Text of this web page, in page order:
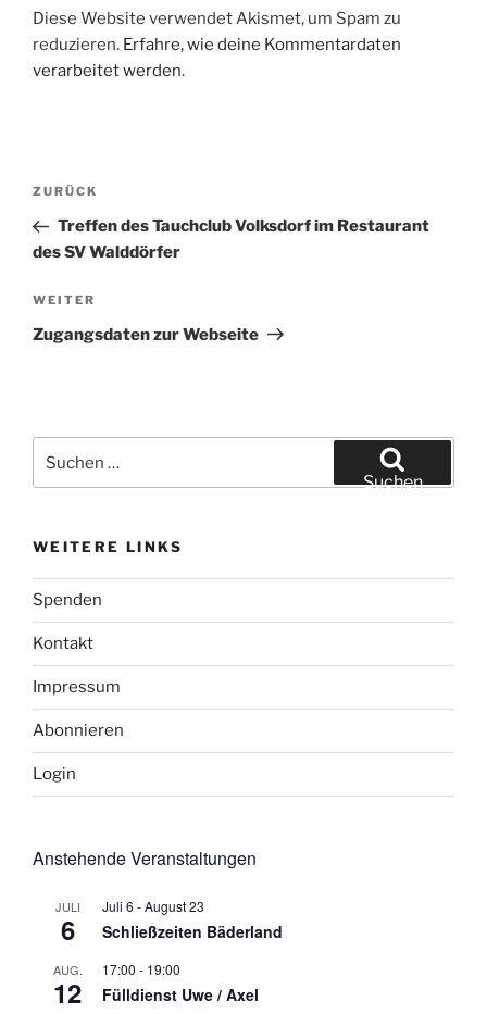
Diese Website verwendet Akismet, um Spam zu
reduzieren. Erfahre, wie deine Kommentardaten
verarbeitet werden.
Beitragsnavigation
Vorheriger
Beitrag
ZURÜCK
Treffen des Tauchclub Volksdorf im Restaurant
des SV Walddörfer
Nächster
Beitrag
WEITER
Zugangsdaten zur Webseite
nach:
Suchen
WEITERE LINKS
Spenden
Kontakt
Impressum
Abonnieren
Login
Anstehende Veranstaltungen
JULI
6
Juli 6 -August 23
Schließzeiten Bäderland
AUG.
12
17:00 - 19:00
Fülldienst Uwe / Axel